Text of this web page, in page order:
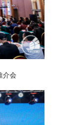
介会